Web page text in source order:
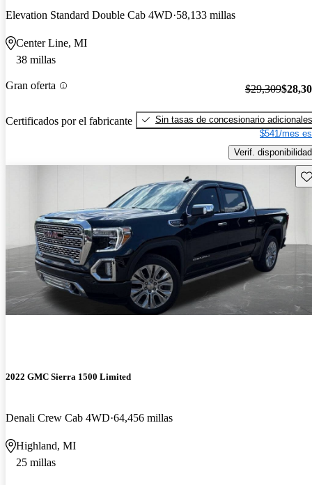
Elevation Standard Double Cab 4WD 58,133 millas
Center Line, MI
38 millas
Gran oferta
Certificados por el fabricante
$29,309
Sin tasas de concesionario adicionales
$541/mes
Verif. disponibilidad
2022 GMC Sierra 1500 Limited
Denali Crew Cab 4WD 64,456 millas
Highland, MI
25 millas